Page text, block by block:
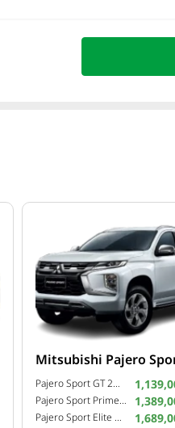
Mitsubishi Pajero
Pajero Sport GT 2WD ปี 2025
Pajero Sport Prime 2WD ปี 2025
Pajero Sport Elite Edition 4WD ปี 2024